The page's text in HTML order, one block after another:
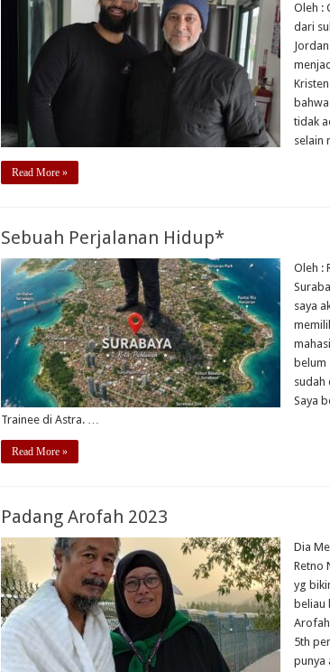
Oleh :
dari
tidak
selain
Read More »
Sebuah Perjalanan Hidup*
Oleh :
saya
belum
sudah
Saya
Trainee di Astra. …
Read More »
Padang Arofah 2023
Dia
Retno
yg
beliau
5th
punya